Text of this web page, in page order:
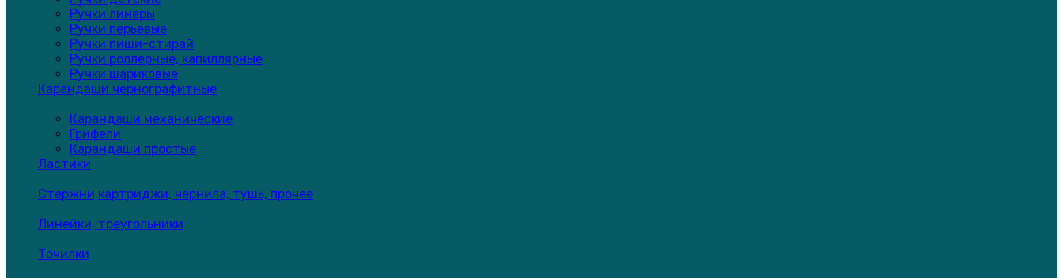
Ручки линеры
Ручки перьевые
Ручки пиши-стирай
Ручки роллерные, капиллярные
Ручки шариковые
Карандаши чернографитные
Карандаши механические
Грифели
Карандаши простые
Ластики
Стержни,картриджи, чернила, тушь, прочее
Линейки, треугольники
Точилки